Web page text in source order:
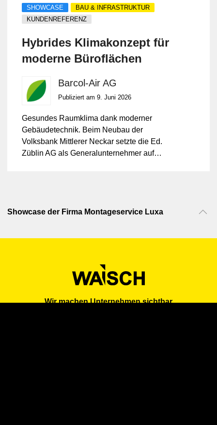
SHOWCASE
BAU & INFRASTRUKTUR
KUNDENREFERENZ
Hybrides Klimakonzept für
moderne Büroflächen
Barcol-Air AG
Publiziert am 9. Juni 2026
Gesundes Raumklima dank moderner
Gebäudetechnik. Beim Neubau der
Volksbank Mittlerer Neckar setzte die Ed.
Züblin AG als Generalunternehmer auf
Showcase der Firma Montageservice Luxa
Wir machen Unternehmen sichtbar